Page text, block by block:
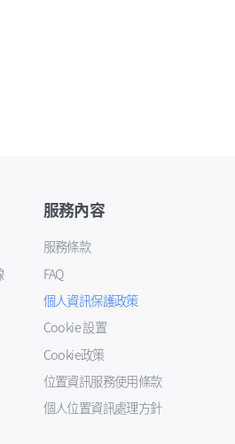
服務內容
服務條款
FAQ
個人資訊保護政策
Cookie 設置
Cookie政策
位置資訊服務使用條款
個人位置資訊處理方針